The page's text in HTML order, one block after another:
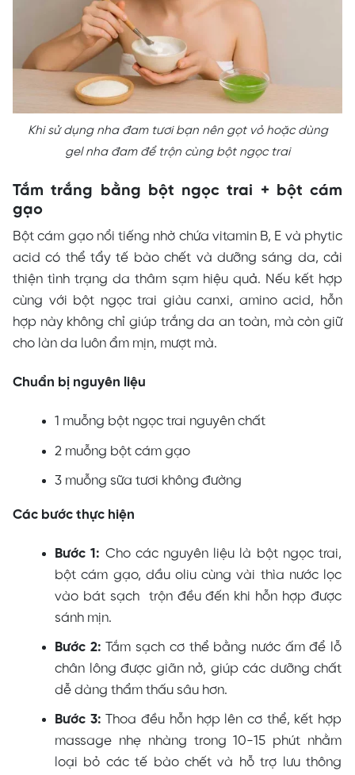
Khi sử dụng nha đam tươi bạn nên gọt vỏ hoặc dùng
gel nha đam để trộn cùng bột ngọc trai
Tắm trắng bằng bột ngọc trai + bột cám
gạo
Bột cám gạo nổi tiếng nhờ chứa vitamin B, E và phytic
acid có thể tẩy tế bào chết và dưỡng sáng da, cải
thiện tình trạng da thâm sạm hiệu quả. Nếu kết hợp
cùng với bột ngọc trai giàu canxi, amino acid, hỗn
hợp này không chỉ giúp trắng da an toàn, mà còn giữ
cho làn da luôn ẩm mịn, mượt mà.
Chuẩn bị nguyên liệu
1 muỗng bột ngọc trai nguyên chất
2 muỗng bột cám gạo
3 muỗng sữa tươi không đường
Các bước thực hiện
Bước 1: Cho các nguyên liệu là bột ngọc trai,
bột cám gạo, dầu oliu cùng vài thìa nước lọc
vào bát sạch trộn đều đến khi hỗn hợp được
sánh mịn.
Bước 2: Tắm sạch cơ thể bằng nước ấm để lỗ
chân lông được giãn nở, giúp các dưỡng chất
dễ dàng thẩm thấu sâu hơn.
Bước 3: Thoa đều hỗn hợp lên cơ thể, kết hợp
massage nhẹ nhàng trong 10-15 phút nhằm
loại bỏ các tế bào chết và hỗ trợ lưu thông